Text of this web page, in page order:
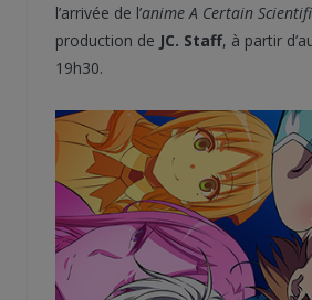
l’arrivée de l’anime A Certain
production de JC. Staff, à partir
19h30.